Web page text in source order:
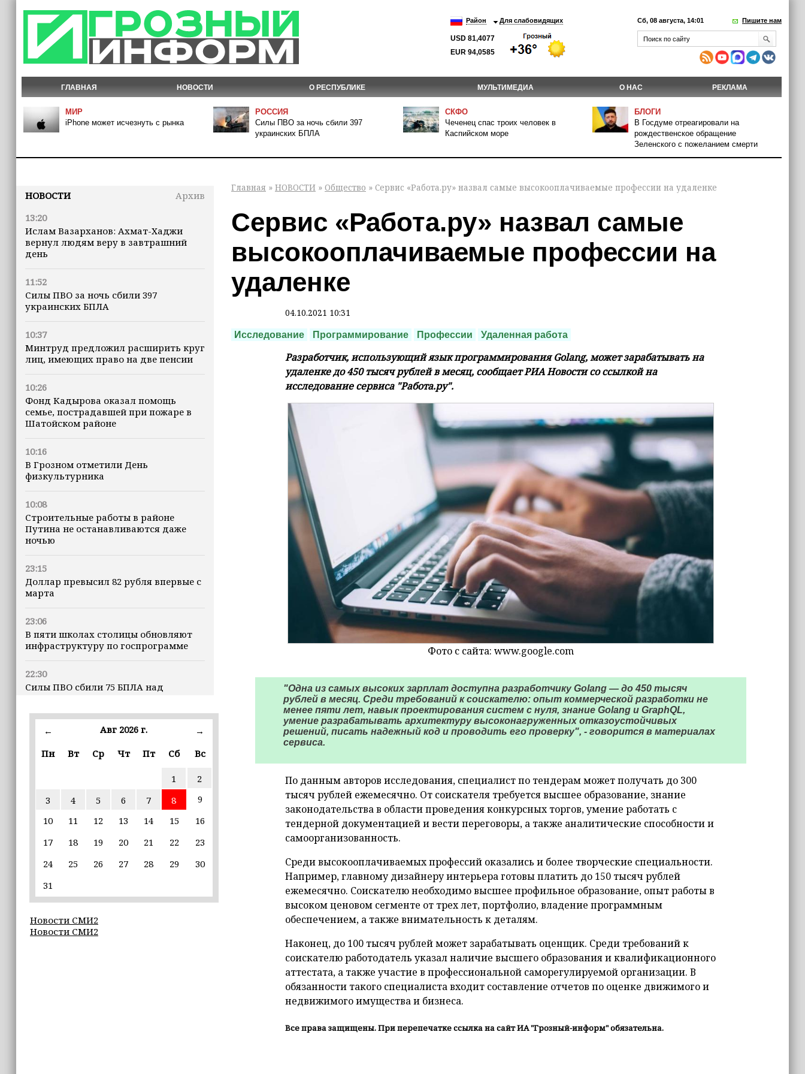
Район Для слабовидящих
USD 81,4077
EUR 94,0585
Сб, 08 августа, 14:01 Пишите нам
ГЛАВНАЯ НОВОСТИ О РЕСПУБЛИКЕ МУЛЬТИМЕДИА О НАС РЕКЛАМА
МИР
iPhone может исчезнуть с рынка
РОССИЯ
Силы ПВО за ночь сбили 397
украинских БПЛА
СКФО
Чеченец спас троих человек в
Каспийском море
БЛОГИ
В Госдуме отреагировали на
рождественское обращение
Зеленского с пожеланием смерти
НОВОСТИ
Архив
13:20
Ислам Вазарханов: Ахмат-Хаджи
вернул людям веру в завтрашний
день
11:52
Силы ПВО за ночь сбили 397
украинских БПЛА
10:37
Минтруд предложил расширить круг
лиц, имеющих право на две пенсии
10:26
Фонд Кадырова оказал помощь
семье, пострадавшей при пожаре в
Шатойском районе
10:16
В Грозном отметили День
физкультурника
10:08
Строительные работы в районе
Путина не останавливаются даже
ночью
23:15
Доллар превысил 82 рубля впервые с
марта
23:06
В пяти школах столицы обновляют
инфраструктуру по госпрограмме
22:30
Силы ПВО сбили 75 БПЛА над
iPhone может исчезнуть с рынка
9 августа в Грозном пройдет дрифт-
фестиваль
Эксперт объяснил, почему не стоит
16:55
В Шелковском районе обучают
«ИнформУИК»
← Авг 2026 г.
→
Пн
Вт Ср Чт Пт Сб Вс
1
2
3
4 5 6 7 8
9
10
11 12 13 14 15
16
17
18 19 20 21 22
23
24
25 26 27 28 29
30
31
Новости СМИ2
Новости СМИ2
Главная » НОВОСТИ » Общество » Сервис «Работа.ру» назвал самые высокооплачиваемые профессии на удаленке
Сервис «Работа.ру» назвал самые
высокооплачиваемые профессии на
удаленке
04.10.2021 10:31
Исследование Программирование Профессии Удаленная работа
Разработчик, использующий язык программирования Golang, может зарабатывать на
удаленке до 450 тысяч рублей в месяц, сообщает РИА Новости со ссылкой на
исследование сервиса "Работа.ру".
Фото с сайта: www.google.com
"Одна из самых высоких зарплат доступна разработчику Golang — до 450 тысяч
рублей в месяц. Среди требований к соискателю: опыт коммерческой разработки не
менее пяти лет, навык проектирования систем с нуля, знание Golang и GraphQL,
умение разрабатывать архитектуру высоконагруженных отказоустойчивых
решений, писать надежный код и проводить его проверку", - говорится в материалах
сервиса.
По данным авторов исследования, специалист по тендерам может получать до 300
тысяч рублей ежемесячно. От соискателя требуется высшее образование, знание
законодательства в области проведения конкурсных торгов, умение работать с
тендерной документацией и вести переговоры, а также аналитические способности и
самоорганизованность.
Среди высокооплачиваемых профессий оказались и более творческие специальности.
Например, главному дизайнеру интерьера готовы платить до 150 тысяч рублей
ежемесячно. Соискателю необходимо высшее профильное образование, опыт работы в
высоком ценовом сегменте от трех лет, портфолио, владение программным
обеспечением, а также внимательность к деталям.
Наконец, до 100 тысяч рублей может зарабатывать оценщик. Среди требований к
соискателю работодатель указал наличие высшего образования и квалификационного
аттестата, а также участие в профессиональной саморегулируемой организации. В
обязанности такого специалиста входит составление отчетов по оценке движимого и
недвижимого имущества и бизнеса.
Все права защищены. При перепечатке ссылка на сайт ИА "Грозный-информ" обязательна.